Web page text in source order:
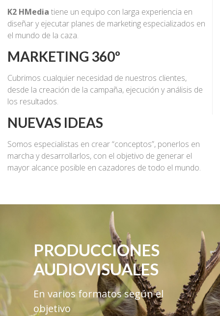
K2 HMedia tiene un equipo con larga experiencia en
diseñar y ejecutar planes de marketing especializados en
el mundo de la caza.
MARKETING 360º
Cubrimos cualquier necesidad de nuestros clientes,
desde la creación de la campaña, ejecución y análisis de
los resultados.
NUEVAS IDEAS
Somos especialistas en crear “conceptos”, ponerlos en
marcha y desarrollarlos, con el objetivo de generar el
mayor alcance posible en cazadores de todo el mundo.
PRODUCCIONES
AUDIOVISUALES
En varios formatos según el
objetivo